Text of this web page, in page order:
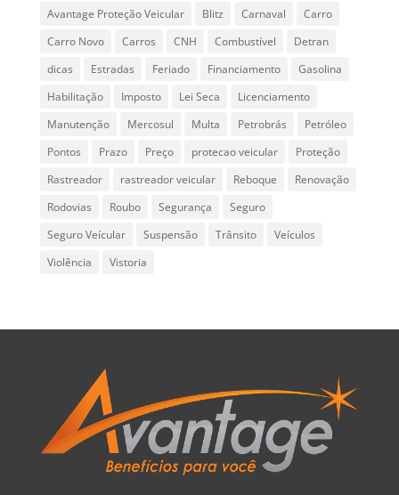
Avantage Proteção Veicular
Blitz Carnaval
Carro
Carro Novo
Carros CNH Combustível
Detran
dicas
Estradas Feriado Financiamento
Gasolina
Habilitação
Imposto Lei Seca
Licenciamento
Manutenção
Mercosul Multa Petrobrás
Petróleo
Pontos
Prazo Preço protecao veicular
Proteção
Rastreador
rastreador veicular Reboque
Renovação
Rodovias
Roubo Segurança
Seguro
Seguro Veícular
Suspensão Trânsito
Veículos
Violência
Vistoria